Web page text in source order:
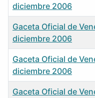
diciembre 2006
Gaceta Oficial de
diciembre 2006
Gaceta Oficial de
diciembre 2006
Gaceta Oficial de